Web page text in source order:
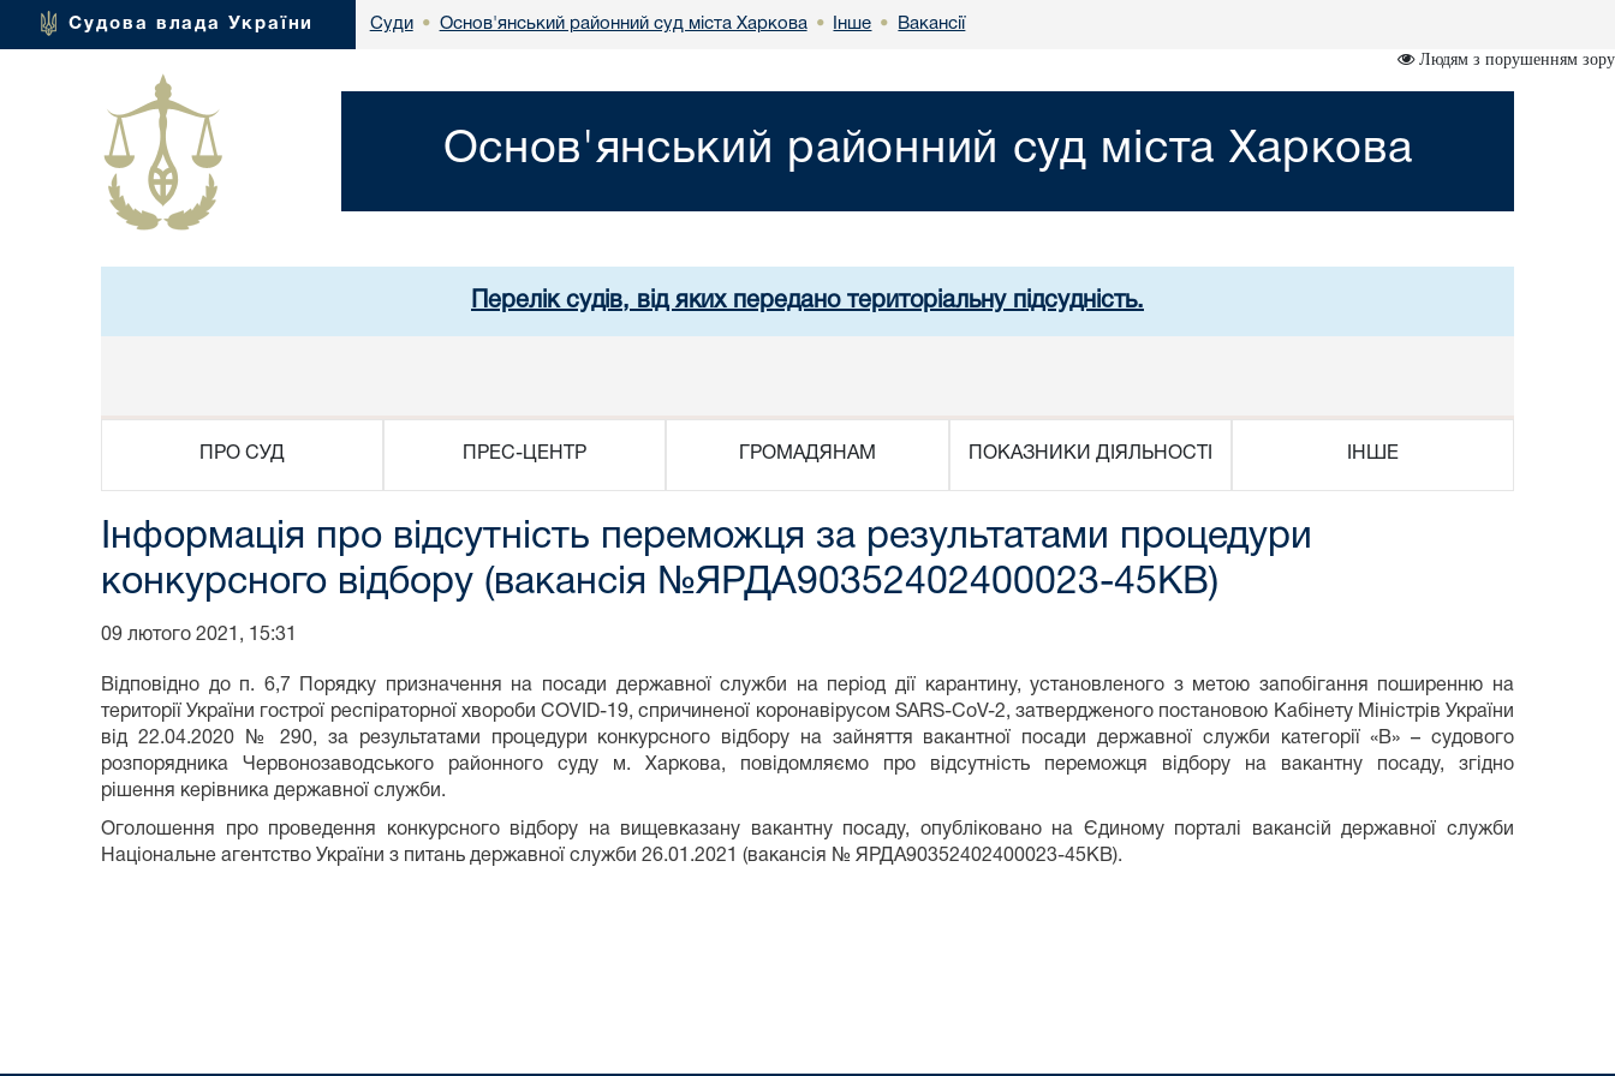
Судова влада України Суди • Основ'янський районний суд міста Харкова • Інше • Вакансії
Людям з порушенням зору
Основ'янський районний суд міста Харкова
Перелік судів, від яких передано територіальну підсудність.
ПРО СУД ПРЕС-ЦЕНТР ГРОМАДЯНАМ ПОКАЗНИКИ ДІЯЛЬНОСТІ ІНШЕ
Інформація про відсутність переможця за результатами процедури
конкурсного відбору (вакансія №ЯРДА90352402400023-45КВ)
09 лютого 2021, 15:31
Відповідно до п. 6,7 Порядку призначення на посади державної служби на період дії карантину, установленого з метою запобігання поширенню на
території України гострої респіраторної хвороби COVID-19, спричиненої коронавірусом SARS-CoV-2, затвердженого постановою Кабінету Міністрів України
від 22.04.2020 № 290, за результатами процедури конкурсного відбору на зайняття вакантної посади державної служби категорії «В» – судового
розпорядника Червонозаводського районного суду м. Харкова, повідомляємо про відсутність переможця відбору на вакантну посаду, згідно
рішення керівника державної служби.
Оголошення про проведення конкурсного відбору на вищевказану вакантну посаду, опубліковано на Єдиному порталі вакансій державної служби
Національне агентство України з питань державної служби 26.01.2021 (вакансія № ЯРДА90352402400023-45КВ).